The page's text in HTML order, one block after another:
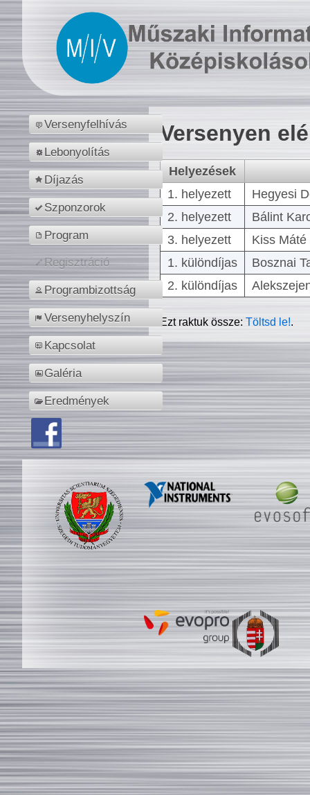
Versenyfelhívás
Lebonyolítás
Díjazás
Szponzorok
Program
Regisztráció
Programbizottság
Versenyhelyszín
Kapcsolat
Galéria
Eredmények
Versenyen
Helyezések
1. helyezett
Hegyesi
2. helyezett
Bálint
3. helyezett
Kiss
1. különdíjas
Bosznai
2. különdíjas
Ezt raktuk össze:Töltsd le!.